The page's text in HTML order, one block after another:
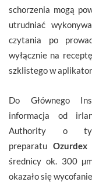
schorzenia mogą
utrudniać
czytania po
wyłącznie na
szklistego w
Do Głównego
informacja od
Authority o
preparatuOzurdex
średnicy ok. 300
okazało się